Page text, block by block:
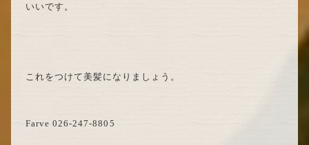
いいです。
これをつけて美髪になりましょう。
Farve 026-247-8805